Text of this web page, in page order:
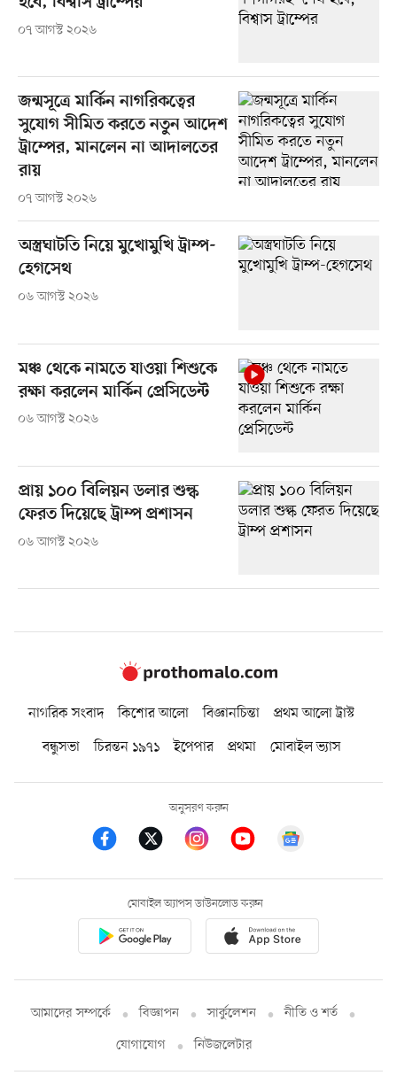
০৭ আগস্ট ২০২৬
জন্মসূত্রে মার্কিন নাগরিকত্বের
সুযোগ সীমিত করতে নতুন আদেশ
ট্রাম্পের, মানলেন না আদালতের
রায়
০৭ আগস্ট ২০২৬
অস্ত্রঘাটতি নিয়ে মুখোমুখি ট্রাম্প-
হেগসেথ
০৬ আগস্ট ২০২৬
মঞ্চ থেকে নামতে যাওয়া শিশুকে
রক্ষা করলেন মার্কিন প্রেসিডেন্ট
০৬ আগস্ট ২০২৬
প্রায় ১০০ বিলিয়ন ডলার শুল্ক
ফেরত দিয়েছে ট্রাম্প প্রশাসন
০৬ আগস্ট ২০২৬
নাগরিক সংবাদ কিশোর আলো বিজ্ঞানচিন্তা
প্রথম আলো ট্রাস্ট
বন্ধুসভা
চিরন্তন ১৯৭১ ইপেপার প্রথমা মোবাইল ভ্যাস
অনুসরণ করুন
মোবাইল অ্যাপস ডাউনলোড করুন
আমাদের সম্পর্কে বিজ্ঞাপন সার্কুলেশন
নীতি ও শর্ত
যোগাযোগ
নিউজলেটার